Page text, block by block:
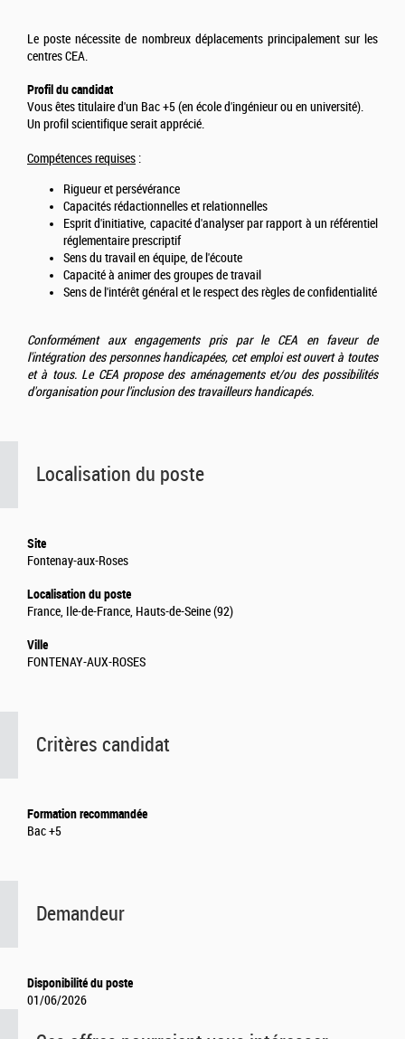
Le poste nécessite de nombreux déplacements principalement sur les
centres CEA.
Profil du candidat
Vous êtes titulaire d'un Bac +5 (en école d'ingénieur ou en université).
Un profil scientifique serait apprécié.
Compétences requises :
Rigueur et persévérance
Capacités rédactionnelles et relationnelles
Esprit d'initiative, capacité d'analyser par rapport à un référentiel
réglementaire prescriptif
Sens du travail en équipe, de l'écoute
Capacité à animer des groupes de travail
Sens de l'intérêt général et le respect des règles de confidentialité
Conformément aux engagements pris par le CEA en faveur de
l'intégration des personnes handicapées, cet emploi est ouvert à toutes
et à tous. Le CEA propose des aménagements et/ou des possibilités
d'organisation pour l'inclusion des travailleurs handicapés.
Localisation du poste
Site
Fontenay-aux-Roses
Localisation du poste
France, Ile-de-France, Hauts-de-Seine (92)
Ville
FONTENAY-AUX-ROSES
Critères candidat
Formation recommandée
Bac +5
Demandeur
Disponibilité du poste
01/06/2026